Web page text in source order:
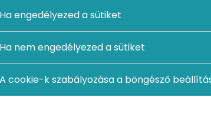
lesz elérned ideális közönségedet.
a kívánt eredmények elérése
tartalmai. Egy jó minőségű videó
érdeklődésüket.
mint a képes és videós tartalmak,
Ha engedélyezed a sütiket
Ha nem engedélyezed a sütiket
A cookie-k szabályozása a böngésző